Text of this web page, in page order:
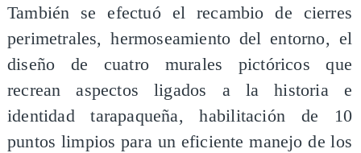
También se efectuó el recambio de cierres
perimetrales, hermoseamiento del entorno, el
diseño de cuatro murales pictóricos que
recrean aspectos ligados a la historia e
identidad tarapaqueña, habilitación de 10
puntos limpios para un eficiente manejo de los